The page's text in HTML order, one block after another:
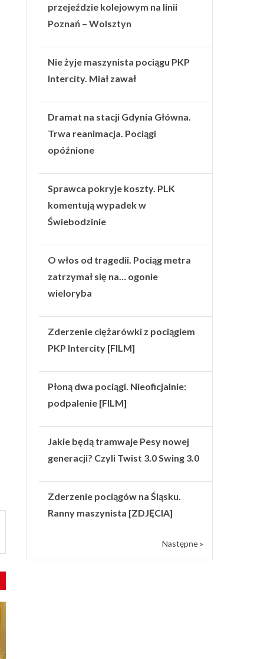
przejeździe kolejowym na linii
Poznań – Wolsztyn
Nie żyje maszynista pociągu PKP
Intercity. Miał zawał
Dramat na stacji Gdynia Główna.
Trwa reanimacja. Pociągi
opóźnione
Sprawca pokryje koszty. PLK
komentują wypadek w
Świebodzinie
O włos od tragedii. Pociąg metra
zatrzymał się na… ogonie
wieloryba
Zderzenie ciężarówki z pociągiem
PKP Intercity [FILM]
Płoną dwa pociągi. Nieoficjalnie:
podpalenie [FILM]
Jakie będą tramwaje Pesy nowej
generacji? Czyli Twist 3.0 Swing 3.0
Zderzenie pociągów na Śląsku.
Ranny maszynista [ZDJĘCIA]
Następne »